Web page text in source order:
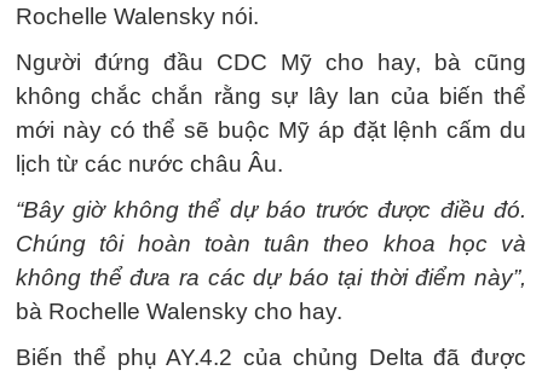
Rochelle Walensky nói.
Người đứng đầu CDC Mỹ cho hay, bà cũng
không chắc chắn rằng sự lây lan của biến thể
mới này có thể sẽ buộc Mỹ áp đặt lệnh cấm du
lịch từ các nước châu Âu.
“Bây giờ không thể dự báo trước được điều đó.
Chúng tôi hoàn toàn tuân theo khoa học và
không thể đưa ra các dự báo tại thời điểm này”,
bà Rochelle Walensky cho hay.
Biến thể phụ AY.4.2 của chủng Delta đã được